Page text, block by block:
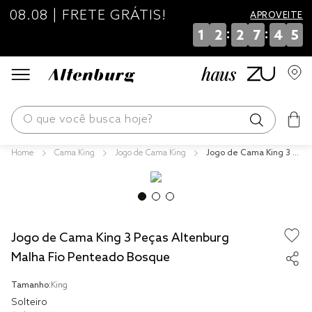
08.08 | FRETE GRÁTIS! APROVEITE
1 2 : 2 7 : 4 5
O que você busca hoje?
Cama King Jogo de Cama King
Jogo de Cama King 3 P
Jogo de Cama King 3 Peças Altenburg
Malha Fio Penteado Bosque
Tamanho:King
Solteiro
fronha
jogos cama
travesseiro